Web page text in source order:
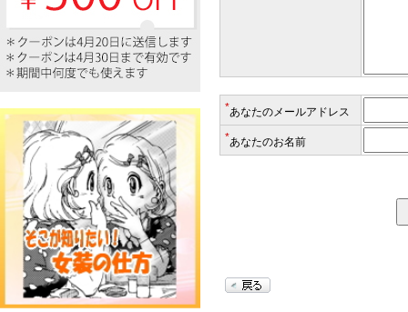
*あなたのメールアドレス
*あなたのお名前